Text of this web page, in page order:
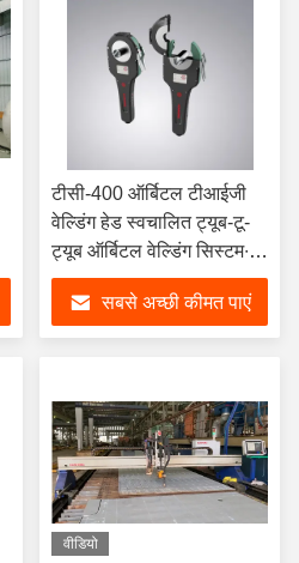
टीसी-400 ऑर्बिटल टीआईजी
वेल्डिंग हेड स्वचालित ट्यूब-टू-
ट्यूब ऑर्बिटल वेल्डिंग सिस्टम∙
स्टेनलेस स्टील, टाइटेनियम और
कार्बन स्टील के लिए बिना भरने
वाले वेल्डिंग
सबसे अच्छी कीमत पाएं
वीडियो